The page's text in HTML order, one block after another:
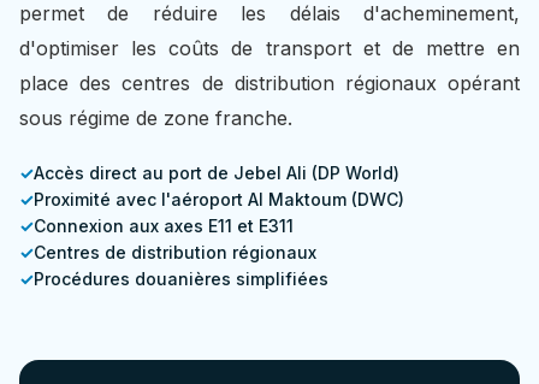
permet de réduire les délais d'acheminement,
d'optimiser les coûts de transport et de mettre en
place des centres de distribution régionaux opérant
sous régime de zone franche.
Accès direct au port de Jebel Ali (DP World)
Proximité avec l'aéroport Al Maktoum (DWC)
Connexion aux axes E11 et E311
Centres de distribution régionaux
Procédures douanières simplifiées